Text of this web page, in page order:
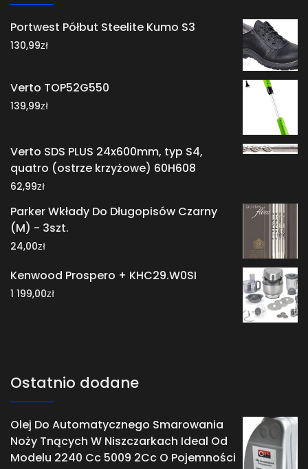
Portwest Półbut Steelite Kumo S3
130,99zł
Verto TOP52G550
139,99zł
Verto SDS PLUS 24x600mm, typ S4,
quatro (ostrze krzyżowe) 60H608
62,99zł
Parker Wkłady Do Długopisów Czarny
(M) - 3szt.
24,00zł
Kenwood Prospero + KHC29.W0SI
1 199,00zł
Ostatnio dodane
Olej Do Automatycznego Smarowania
Noży Tnących W Niszczarkach Ideal Od
Modelu 2240 Cc 5009 2Cc O Pojemności